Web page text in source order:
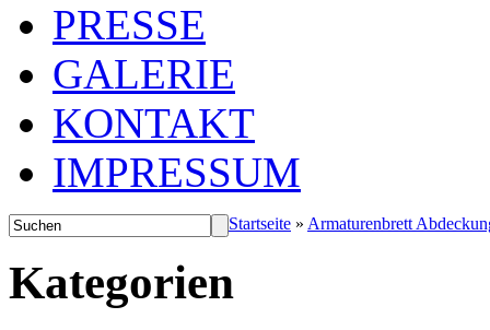
PRESSE
GALERIE
KONTAKT
IMPRESSUM
Startseite » Armaturenbrett
Kategorien